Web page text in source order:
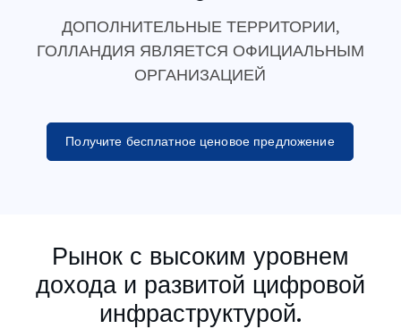
ДОПОЛНИТЕЛЬНЫЕ ТЕРРИТОРИИ,
ГОЛЛАНДИЯ ЯВЛЯЕТСЯ ОФИЦИАЛЬНЫМ
ОРГАНИЗАЦИЕЙ
Получите бесплатное ценовое предложение
Рынок с высоким уровнем
дохода и развитой цифровой
инфраструктурой.